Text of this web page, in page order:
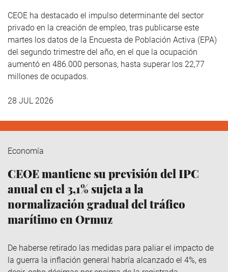
CEOE ha destacado el impulso determinante del sector
privado en la creación de empleo, tras publicarse este
martes los datos de la Encuesta de Población Activa (EPA)
del segundo trimestre del año, en el que la ocupación
aumentó en 486.000 personas, hasta superar los 22,77
millones de ocupados.
28 JUL 2026
Economía
CEOE mantiene su previsión del IPC
anual en el 3,1% sujeta a la
normalización gradual del tráfico
marítimo en Ormuz
De haberse retirado las medidas para paliar el impacto de
la guerra la inflación general habría alcanzado el 4%, es